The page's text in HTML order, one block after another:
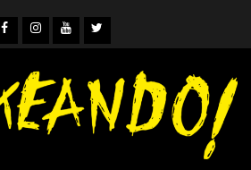
Facebook
Instagram
YouTube
Twitter